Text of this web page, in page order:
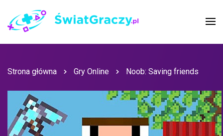
Strona główna Gry Online Noob: Saving friends